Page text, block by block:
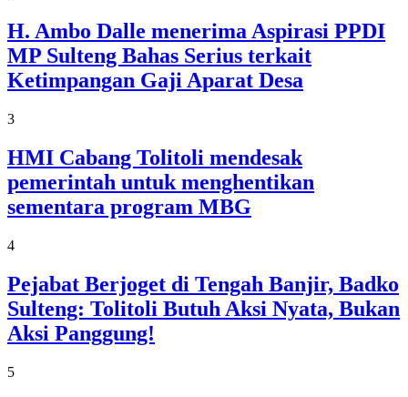
H. Ambo Dalle menerima Aspirasi PPDI
MP Sulteng Bahas Serius terkait
Ketimpangan Gaji Aparat Desa
3
HMI Cabang Tolitoli mendesak
pemerintah untuk menghentikan
sementara program MBG
4
Pejabat Berjoget di Tengah Banjir, Badko
Sulteng: Tolitoli Butuh Aksi Nyata, Bukan
Aksi Panggung!
5